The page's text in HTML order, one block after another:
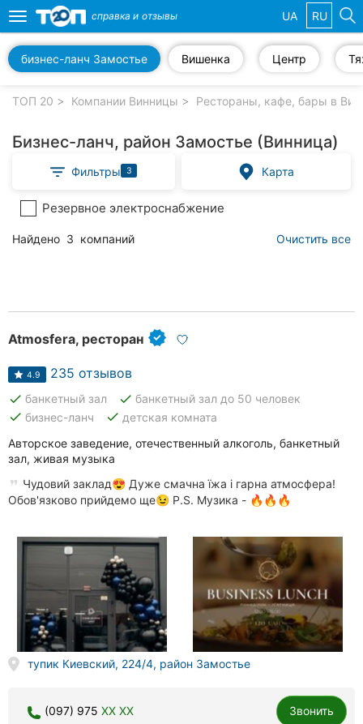
компании
Частные
клиники
Автошколы
Рестораны
Все
рубрики
Житомир
Тернополь
Хмельницкий
Toggle
navigation
справка и отзывы UA RU
Вишенка Центр
бизнес-ланч Замостье
ТОП 20 Компании Винницы Рестораны, кафе, бары в
Бизнес-ланч, район Замостье (Винница)
Фильтры 3 Карта
Резервное электроснабжение
Найдено 3 компаний Очистить все
Atmosfera, ресторан
4.9 235 отзывов
done банкетный зал done банкетный зал до 50 человек
done бизнес-ланч done детская комната
Авторское заведение, отечественный алкоголь, банкетный
зал, живая музыка
Чудовий заклад😍 Дуже смачна їжа і гарна атмосфера!
Обов'язково прийдемо ще😉 P.S. Музика - 🔥🔥🔥
тупик Киевский, 224/4, район Замостье
(097) 975 XX XX Звонить